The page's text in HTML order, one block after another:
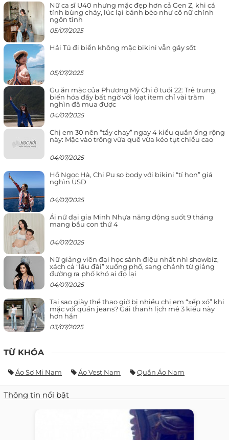
Nữ ca sĩ U40 nhưng mặc đẹp hơn cả Gen Z, khi cá
tính bùng cháy, lúc lại bánh bèo như cô nữ chính
ngôn tình
05/07/2025
Hải Tú đi biển không mặc bikini vẫn gây sốt
05/07/2025
Gu ăn mặc của Phương Mỹ Chi ở tuổi 22: Trẻ trung,
biến hóa đầy bất ngờ với loạt item chỉ vài trăm
nghìn đã mua được
04/07/2025
Chị em 30 nên “tẩy chay” ngay 4 kiểu quần ống rộng
này: Mặc vào trông vừa quê vừa kéo tụt chiều cao
04/07/2025
Hồ Ngọc Hà, Chi Pu so body với bikini “tí hon” giá
nghìn USD
04/07/2025
Ái nữ đại gia Minh Nhựa năng động suốt 9 tháng
mang bầu con thứ 4
04/07/2025
Nữ giảng viên đại học sành điệu nhất nhì showbiz,
xách cả “lâu đài” xuống phố, sang chảnh từ giảng
đường ra phố khó ai đọ lại
04/07/2025
Tại sao giày thể thao giờ bị nhiều chị em “xếp xó” khi
mặc với quần jeans? Gái thanh lịch mê 3 kiểu này
hơn hẳn
03/07/2025
TỪ KHÓA
Áo Sơ Mi Nam Áo Vest Nam Quần Áo Nam
Thông tin nổi bật